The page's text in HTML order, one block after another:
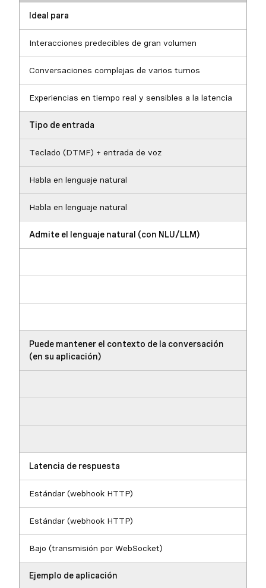
Ideal para
Interacciones predecibles de gran volumen
Conversaciones complejas de varios turnos
Experiencias en tiempo real y sensibles a la latencia
Tipo de entrada
Teclado (DTMF) + entrada de voz
Habla en lenguaje natural
Habla en lenguaje natural
Admite el lenguaje natural (con NLU/LLM)
Puede mantener el contexto de la conversación
(en su aplicación)
Latencia de respuesta
Estándar (webhook HTTP)
Estándar (webhook HTTP)
Bajo (transmisión por WebSocket)
Ejemplo de aplicación